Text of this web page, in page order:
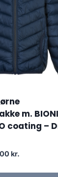
m.
coating –
kr.